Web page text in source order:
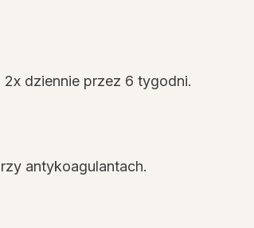
dziennie przez 6 tygodni.
antykoagulantach.